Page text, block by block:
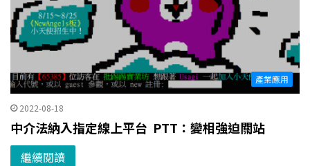
產業應用
2022-08-18
中介法納入指定線上平台 PTT：變相強迫關站
繼續閱讀